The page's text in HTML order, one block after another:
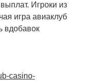
Игроки из
игра авиаклуб
вдобавок
casino-